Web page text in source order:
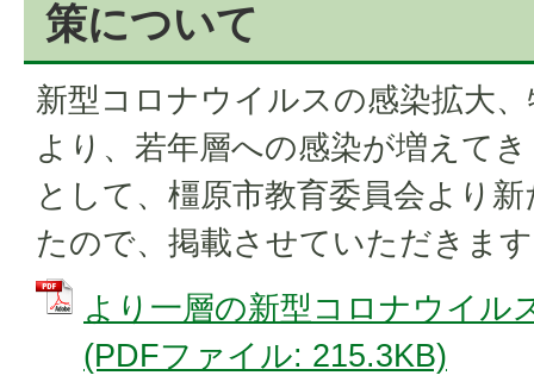
策について
新型コロナウイルスの感染拡大
より、若年層への感染が増えて
として、橿原市教育委員会より
たので、掲載させていただきま
より一層の新型コロナウイル
(PDFファイル: 215.3KB)